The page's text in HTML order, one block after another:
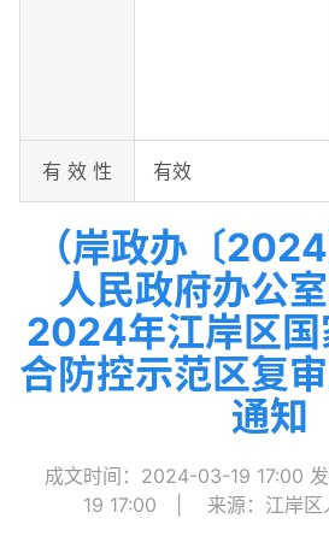
有 效 性 有效
（岸政办〔
人民政府办公
2024年江岸区国
合防控示范区复
通知
成文时间：2024-03-19 17:00
19 17:00
来源：江岸